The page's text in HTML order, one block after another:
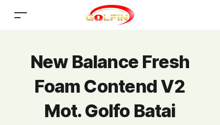
New Balance Fresh
Foam Contend V2
Mot. Golfo Batai